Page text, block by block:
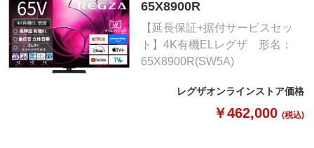
65X8900R
【延長保証+据付サービスセッ
ト】4K有機ELレグザ 形名：
65X8900R(SW5A)
レグザオンラインストア価格
￥462,000 (税込)